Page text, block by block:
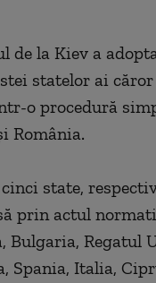
de la Kiev a
statelor ai
o procedură
România.
state,
prin actul
Bulgaria, Regatul
Spania, Italia,